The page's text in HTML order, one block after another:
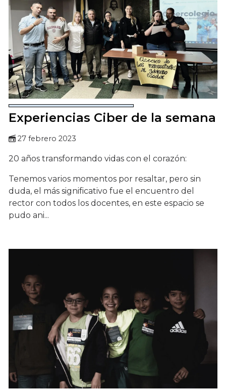
Experiencias Ciber de la semana
27 febrero 2023
20 años transformando vidas con el corazón:
Tenemos varios momentos por resaltar, pero sin
duda, el más significativo fue el encuentro del
rector con todos los docentes, en este espacio se
pudo ani...